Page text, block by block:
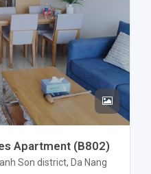
Apartment (B802)
Son district, Da Nang